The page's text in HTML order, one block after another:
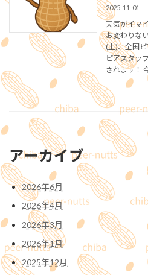
2025-11-01
天気がイマ
お変わりな
(土)、全国
ピアスタッ
されます！
アーカイブ
2026年6月
2026年4月
2026年3月
2026年1月
2025年12月